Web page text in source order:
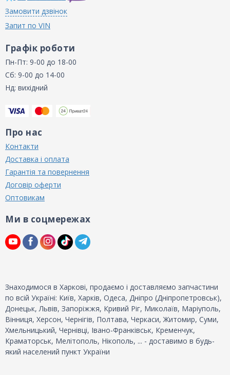
Замовити дзвінок
Запит по VIN
Графік роботи
Пн-Пт: 9-00 до 18-00
Сб: 9-00 до 14-00
Нд: вихідний
Про нас
Контакти
Доставка і оплата
Гарантія та повернення
Договір оферти
Оптовикам
Ми в соцмережах
Знаходимося в Харкові, продаємо і доставляємо запчастини
по всій Україні: Київ, Харків, Одеса, Дніпро (Дніпропетровськ),
Донецьк, Львів, Запоріжжя, Кривий Ріг, Миколаїв, Маріуполь,
Вінниця, Херсон, Чернігів, Полтава, Черкаси, Житомир, Суми,
Хмельницький, Чернівці, Івано-Франківськ, Кременчук,
Краматорськ, Мелітополь, Нікополь, ... - доставимо в будь-
який населений пункт України